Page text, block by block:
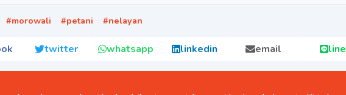
#morowali #petani #nelayan
twitter whatsapp linkedin email line